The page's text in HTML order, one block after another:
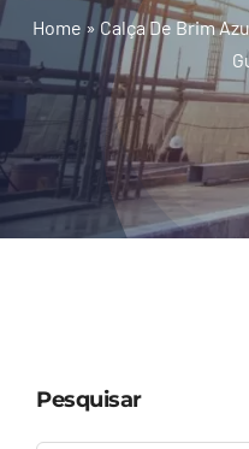
Calçados
Luvas
Altura
Óculos
Contato
Home»Calça De Brim
Pesquisar